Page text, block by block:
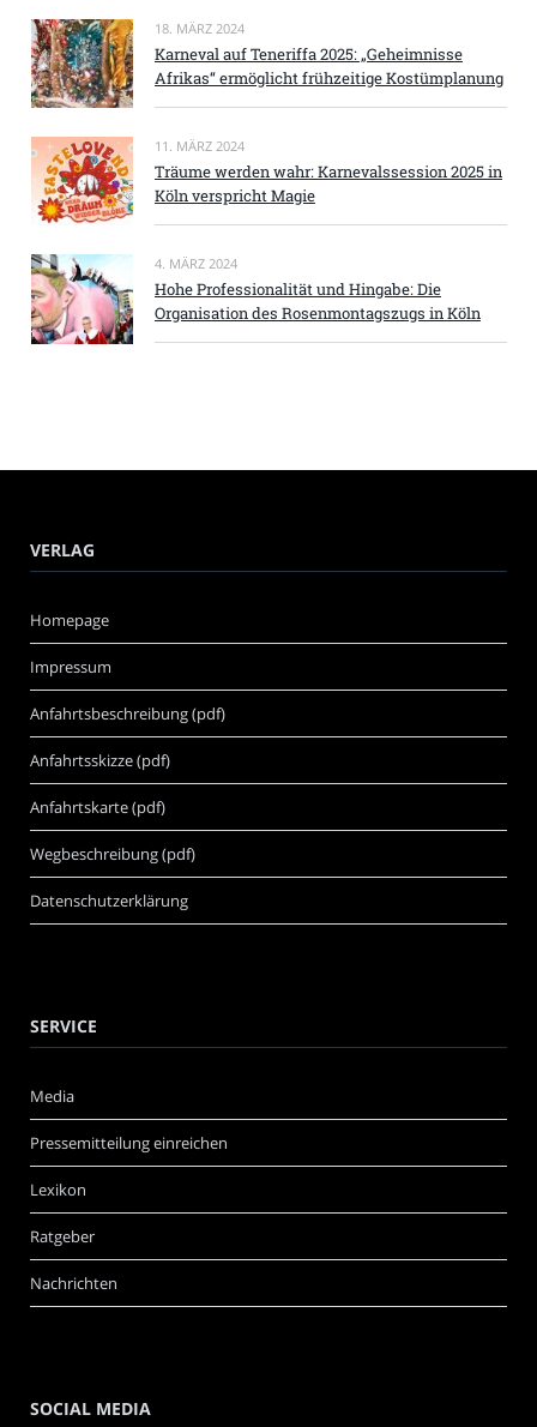
18. MÄRZ 2024
Karneval auf Teneriffa 2025: „Geheimnisse
Afrikas“ ermöglicht frühzeitige Kostümplanung
11. MÄRZ 2024
Träume werden wahr: Karnevalssession 2025 in
Köln verspricht Magie
4. MÄRZ 2024
Hohe Professionalität und Hingabe: Die
Organisation des Rosenmontagszugs in Köln
VERLAG
Homepage
Impressum
Anfahrtsbeschreibung (pdf)
Anfahrtsskizze (pdf)
Anfahrtskarte (pdf)
Wegbeschreibung (pdf)
Datenschutzerklärung
SERVICE
Media
Pressemitteilung einreichen
Lexikon
Ratgeber
Nachrichten
SOCIAL MEDIA